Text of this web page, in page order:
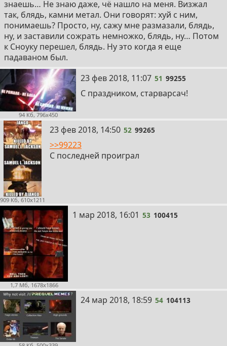
знаешь… Не знаю даже, чё нашло на меня. Визжал
так, блядь, камни метал. Они говорят: хуй с ним,
понимаешь? Просто, ну, сажу мне размазали, блядь,
ну, и заставили сожрать немножко, блядь, ну… Потом
к Сноуку перешел, блядь. Ну это когда я еще
падаваном был.
94 Кб, 796x450
51
23 фев 2018, 11:07 51 99255
С праздником, старварсач!
909 Кб, 610x1211
52
23 фев 2018, 14:50 52 99265
>>99223
С последней проиграл
1,7 Мб, 1678x1866
53
1 мар 2018, 16:01 53 100415
54
24 мар 2018, 18:59 54 104113